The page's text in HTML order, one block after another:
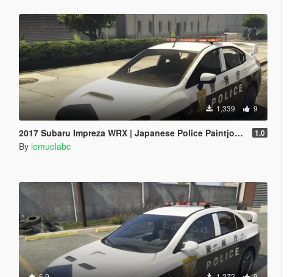
1,339 9
2017 Subaru Impreza WRX | Japanese Police Paintjob 警視庁式樣 1.0
By lemuelabc